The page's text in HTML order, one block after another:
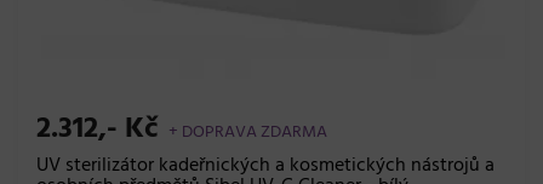
2.312,- Kč + DOPRAVA ZDARMA
UV sterilizátor kadeřnických a kosmetických nástrojů a